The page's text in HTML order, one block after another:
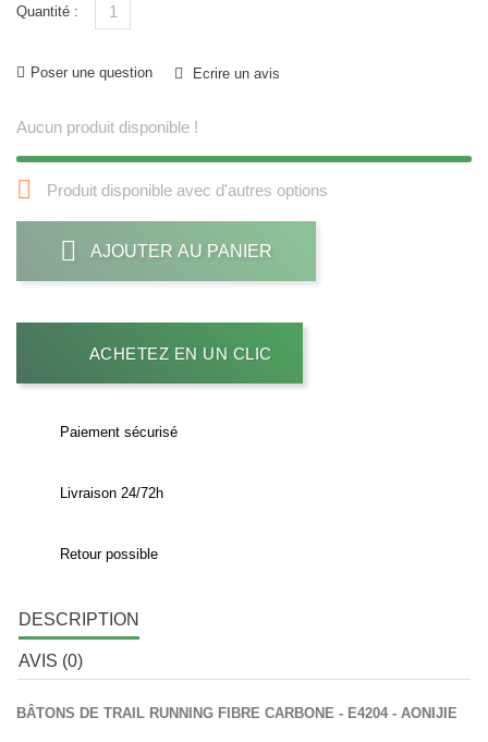
Quantité :
Poser une question Ecrire un avis
Aucun produit disponible !
 Produit disponible avec d'autres options
AJOUTER AU PANIER
ACHETEZ EN UN CLIC
Paiement sécurisé
Livraison 24/72h
Retour possible
DESCRIPTION
AVIS (0)
BÂTONS DE TRAIL RUNNING FIBRE CARBONE - E4204 - AONIJIE